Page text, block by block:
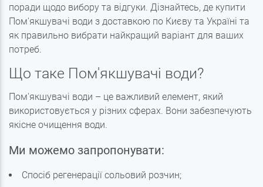
поради щодо вибору та відгуки. Дізнайтесь, де купити
Пом'якшувачі води з доставкою по Києву та Україні та
як правильно вибрати найкращий варіант для ваших
потреб.
Що таке Пом'якшувачі води?
Пом'якшувачі води – це важливий елемент, який
використовується у різних сферах. Вони забезпечують
якісне очищення води.
Ми можемо запропонувати:
Спосіб регенерації сольовий розчин;